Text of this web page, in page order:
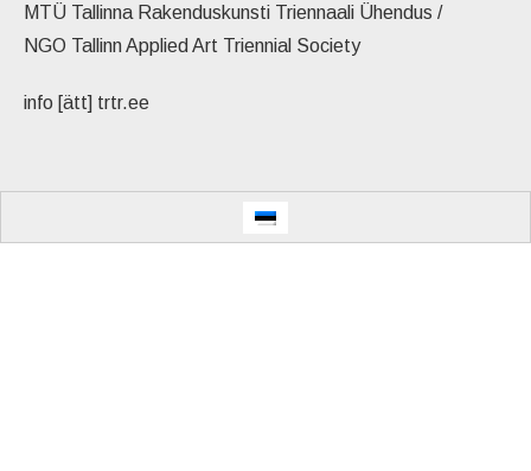
MTÜ Tallinna Rakenduskunsti Triennaali Ühendus /
NGO Tallinn Applied Art Triennial Society
info [ätt] trtr.ee